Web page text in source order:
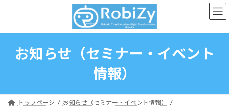
ン
プ
ー
動
お知らせ（セミナー・イベント
情報）
トップページ
お知らせ（セミナー・イベント情報）